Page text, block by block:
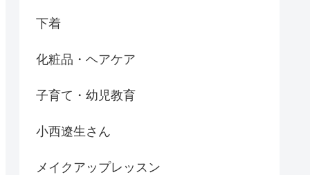
下着
化粧品・ヘアケア
子育て・幼児教育
小西遼生さん
メイクアップレッスン